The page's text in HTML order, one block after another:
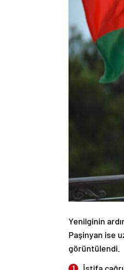
Yenilginin
Paşinyan ise
görüntülendi.